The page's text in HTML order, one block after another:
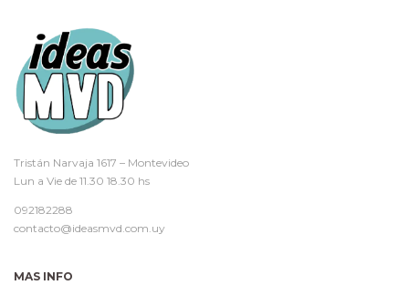
Tristán Narvaja 1617 – Montevideo
Lun a Vie de 11.30 18.30 hs
092182288
contacto@ideasmvd.com.uy
MAS INFO